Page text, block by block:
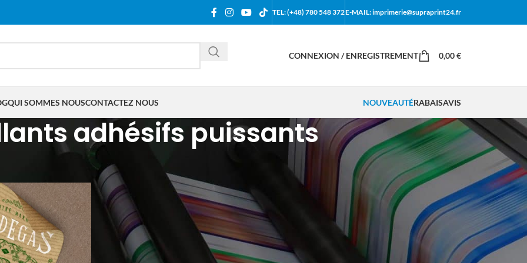
TEL: (+48) 780 548 372E-MAIL: imprimerie@supraprint24.fr
CONNEXION / ENREGISTREMENT 0,00€
QUI SOMMES NOUSCONTACTEZ NOUS NOUVEAUTÉRABAISAVIS
adhésifs puissants
“autocollants adhésifs puissants”